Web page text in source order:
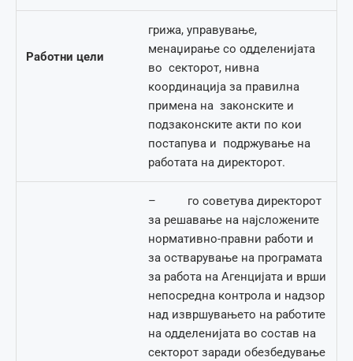
Работни цели
грижа, управување,
менаџирање со одделенијата
во секторот, нивна
координација за правилна
примена на законските и
подзаконските акти по кои
постапува и подржување на
работата на директорот.
– го советува директорот
за решавање на најсложените
нормативно-правни работи и
за остварување на програмата
за работа на Агенцијата и врши
непосредна контрола и надзор
над извршувањето на работите
на одделенијата во состав на
секторот заради обезбедување